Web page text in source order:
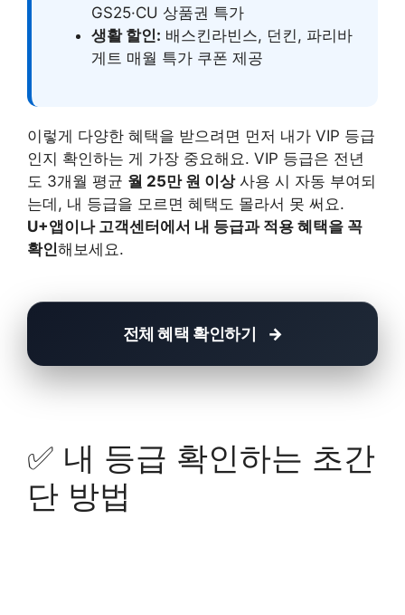
GS25·CU 상품권 특가
생활 할인: 배스킨라빈스, 던킨, 파리바
게트 매월 특가 쿠폰 제공
이렇게 다양한 혜택을 받으려면 먼저 내가 VIP 등급
인지 확인하는 게 가장 중요해요. VIP 등급은 전년
도 3개월 평균 월 25만 원 이상사용 시 자동 부여되
는데, 내 등급을 모르면 혜택도 몰라서 못 써요.
U+앱이나 고객센터에서 내 등급과 적용 혜택을 꼭
확인해보세요.
전체 혜택 확인하기
✅ 내 등급 확인하는 초간
단 방법